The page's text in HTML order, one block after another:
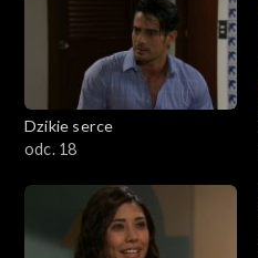
Dzikie serce
odc. 18